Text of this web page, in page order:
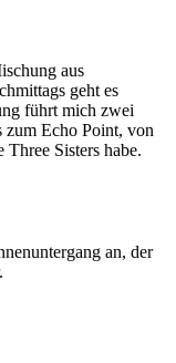
aus
geht es
führt mich zwei
zum Echo Point, von
Sisters habe.
an, der